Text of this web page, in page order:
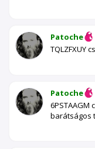
Patoche
TQLZFXUY
Patoche
barátságos